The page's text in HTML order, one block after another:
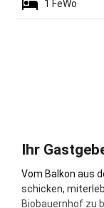
1 FeWo
Ihr
Vom Balkon aus
schicken,
Biobauernhof zu